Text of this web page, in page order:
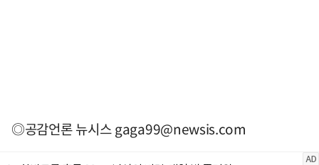
◎공감언론 뉴시스gaga99@newsis.com